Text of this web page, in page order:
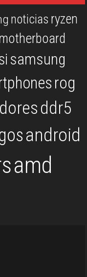
noticias ryzen
samsung
rog
ddr5
android
amd